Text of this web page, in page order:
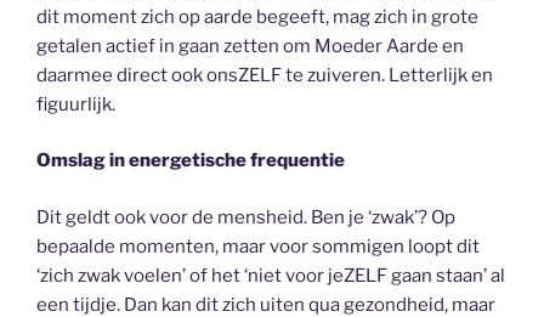
dit moment zich op aarde begeeft, mag zich in grote
getalen actief in gaan zetten om Moeder Aarde en
daarmee direct ook onsZELF te zuiveren. Letterlijk en
figuurlijk.
Omslag in energetische frequentie
Dit geldt ook voor de mensheid. Ben je ‘zwak’? Op
bepaalde momenten, maar voor sommigen loopt dit
‘zich zwak voelen’ of het ‘niet voor jeZELF gaan staan’ al
een tijdje. Dan kan dit zich uiten qua gezondheid, maar